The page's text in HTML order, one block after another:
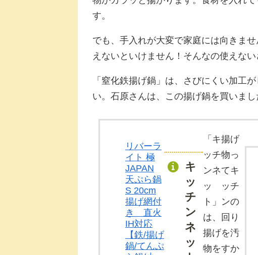
す。
でも、手入れが大変で家庭には向きま
えないといけません！そんなの使えない
「窒化鉄揚げ鍋」は、さびにくい加工
い。石原さんは、この揚げ鍋を買いま
リバーラ
イト 極
JAPAN
天ぷら鍋
S 20cm
揚げ網付
き 直火
IH対応
【鉄/揚げ
鍋/てんぷ
キ
ッ
チ
ン
ネ
ッ
「キ
ッチ
ンネ
ッ
ト」
は、
揚げ
物を
揚げ
物っ
てキ
ッチ
ンの
回り
を汚
すか